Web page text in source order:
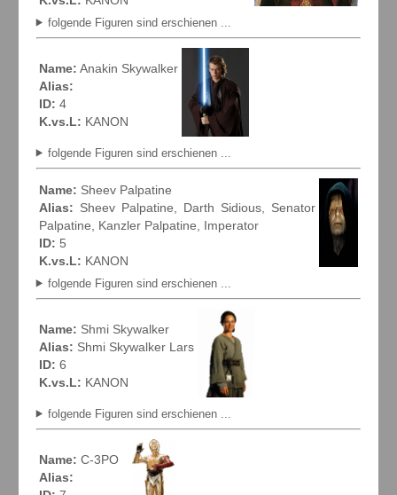
folgende Figuren sind erschienen ...
Name: Anakin Skywalker
Alias:
ID: 4
K.vs.L: KANON
folgende Figuren sind erschienen ...
Name: Sheev Palpatine
Alias: Sheev Palpatine, Darth Sidious, Senator
Palpatine, Kanzler Palpatine, Imperator
ID: 5
K.vs.L: KANON
folgende Figuren sind erschienen ...
Name: Shmi Skywalker
Alias: Shmi Skywalker Lars
ID: 6
K.vs.L: KANON
folgende Figuren sind erschienen ...
Name: C-3PO
Alias: